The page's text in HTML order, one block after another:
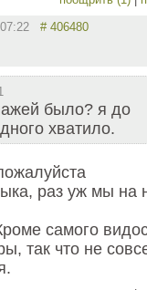
# 406480
было? я до
хватило.
раз уж мы на
самого
так что не